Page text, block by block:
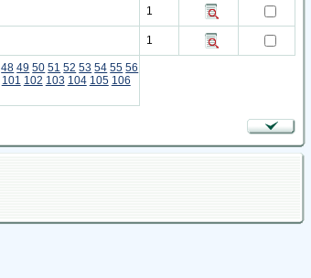
1
1
48 49 50 51 52 53 54 55 56
101 102 103 104 105 106